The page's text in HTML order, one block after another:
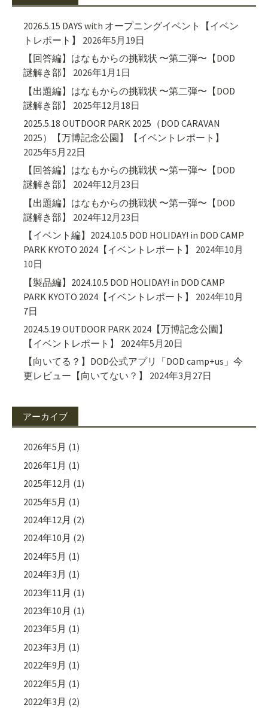
2026.5.15 DAYS with オープニングイベント【イベン
トレポート】
2026年5月19日
【回答編】はなもからの挑戦状 〜第二弾〜【DOD
謎解き部】
2026年1月1日
【出題編】はなもからの挑戦状 〜第二弾〜【DOD
謎解き部】
2025年12月18日
2025.5.18 OUTDOOR PARK 2025（DOD CARAVAN
2025）【万博記念公園】【イベントレポート】
2025年5月22日
【回答編】はなもからの挑戦状 〜第一弾〜【DOD
謎解き部】
2024年12月23日
【出題編】はなもからの挑戦状 〜第一弾〜【DOD
謎解き部】
2024年12月23日
【イベント編】2024.10.5 DOD HOLIDAY! in DOD CAMP
PARK KYOTO 2024【イベントレポート】
2024年10月
10日
【製品編】2024.10.5 DOD HOLIDAY! in DOD CAMP
PARK KYOTO 2024【イベントレポート】
2024年10月
7日
2024.5.19 OUTDOOR PARK 2024【万博記念公園】
【イベントレポート】
2024年5月20日
【向いてる？】DOD公式アプリ「DOD camp+us」今
更レビュー【向いてない？】
2024年3月27日
アーカイブ
2026年5月 (1)
2026年1月 (1)
2025年12月 (1)
2025年5月 (1)
2024年12月 (2)
2024年10月 (2)
2024年5月 (1)
2024年3月 (1)
2023年11月 (1)
2023年10月 (1)
2023年5月 (1)
2023年3月 (1)
2022年9月 (1)
2022年5月 (1)
2022年3月 (2)